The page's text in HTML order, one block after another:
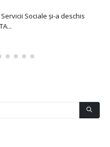
Sociale și-a deschis